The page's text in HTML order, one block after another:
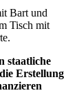
staatliche
Erstellung